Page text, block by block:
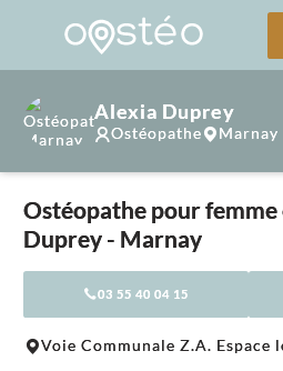
Alexia Duprey
Ostéopathe Marnay
Ostéopathe pour
Duprey - Marnay
03 55 40 04 15
Voie Communale Z.A. Espace